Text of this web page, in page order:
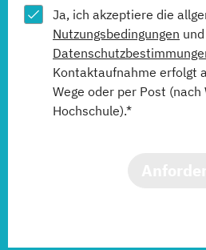
Ja, ich akzeptiere die
Nutzungsbedingungen
Kontaktaufnahme erfolgt
Wege oder per Post (nach
Hochschule).*